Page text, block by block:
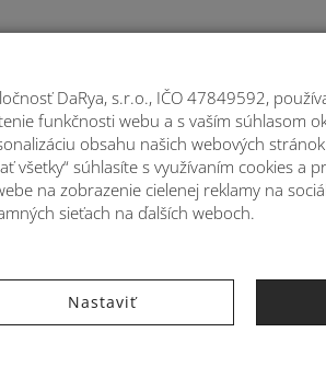
MÓDNE DOPLNKY
DaRya, s.r.o., IČO 47849592,
funkčnosti webu a s vaším súhlasom
obsahu našich webových
všetky“ súhlasíte s využívaním cookies a
na zobrazenie cielenej reklamy na
sieťach na ďalších weboch.
Nastaviť